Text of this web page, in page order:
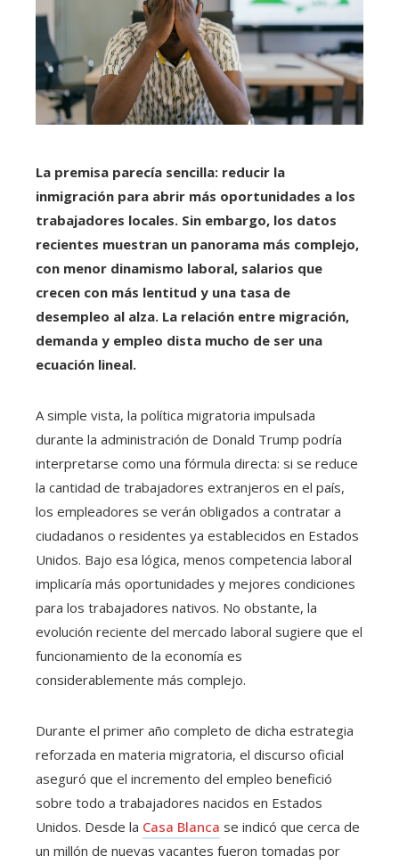
La premisa parecía sencilla: reducir la
inmigración para abrir más oportunidades a los
trabajadores locales. Sin embargo, los datos
recientes muestran un panorama más complejo,
con menor dinamismo laboral, salarios que
crecen con más lentitud y una tasa de
desempleo al alza. La relación entre migración,
demanda y empleo dista mucho de ser una
ecuación lineal.
A simple vista, la política migratoria impulsada
durante la administración de Donald Trump podría
interpretarse como una fórmula directa: si se reduce
la cantidad de trabajadores extranjeros en el país,
los empleadores se verán obligados a contratar a
ciudadanos o residentes ya establecidos en Estados
Unidos. Bajo esa lógica, menos competencia laboral
implicaría más oportunidades y mejores condiciones
para los trabajadores nativos. No obstante, la
evolución reciente del mercado laboral sugiere que el
funcionamiento de la economía es
considerablemente más complejo.
Durante el primer año completo de dicha estrategia
reforzada en materia migratoria, el discurso oficial
aseguró que el incremento del empleo benefició
sobre todo a trabajadores nacidos en Estados
Unidos. Desde la Casa Blanca se indicó que cerca de
un millón de nuevas vacantes fueron tomadas por